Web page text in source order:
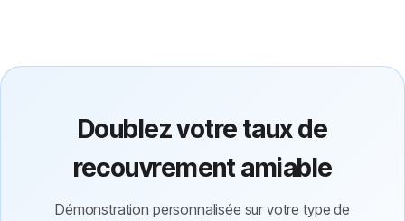
Doublez votre taux de
recouvrement amiable
Démonstration personnalisée sur votre type de